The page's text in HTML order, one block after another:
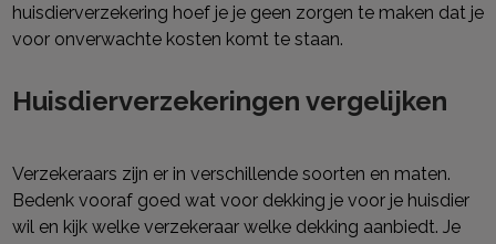
huisdierverzekering hoef je je geen zorgen te maken dat je
voor onverwachte kosten komt te staan.
Huisdierverzekeringen vergelijken
Verzekeraars zijn er in verschillende soorten en maten.
Bedenk vooraf goed wat voor dekking je voor je huisdier
wil en kijk welke verzekeraar welke dekking aanbiedt. Je